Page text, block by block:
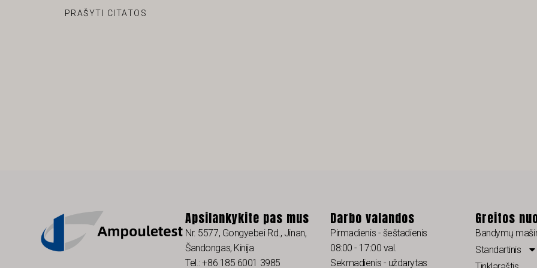
PRAŠYTI CITATOS
Apsilankykite pas mus
Nr. 5577, Gongyebei Rd., Jinan,
Šandongas, Kinija
Tel.: +86 185 6001 3985
Darbo valandos
Pirmadienis - šeštadienis
08:00 - 17:00 val.
Sekmadienis - uždarytas
Greitos
Bandymų
Standartinis